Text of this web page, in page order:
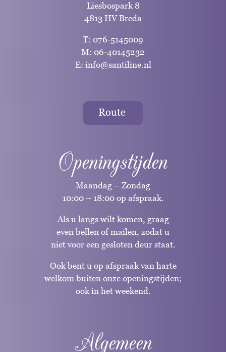
Liesbospark 8
4813 HV Breda
T: 076-5145009
M: 06-40145232
E: info@santiline.nl
Route
Openingstijden
Maandag – Zondag
10:00 – 18:00 op afspraak.
Als u langs wilt komen, graag
even bellen of mailen, zodat u
niet voor een gesloten deur staat.
Ook bent u op afspraak van harte
welkom buiten onze openingstijden;
ook in het weekend.
Algemeen